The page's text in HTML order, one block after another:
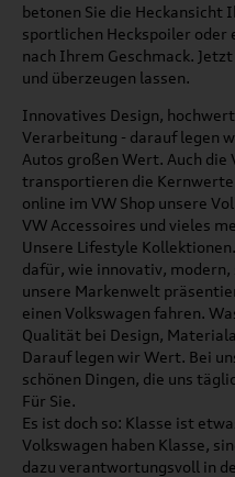
betonen Sie die Heckansicht
sportlichen Heckspoiler oder
nach Ihrem Geschmack.
und überzeugen lassen.
Innovatives Design,
Verarbeitung - darauf legen
Autos großen Wert. Auch die
transportieren die Kernwerte
online im VW Shop unsere
VW Accessoires und vieles
Unsere Lifestyle
dafür, wie innovativ,
unsere Markenwelt
einen Volkswagen fahren.
Qualität bei Design,
Darauf legen wir Wert. Bei
schönen Dingen, die uns
Für Sie.
Es ist doch so: Klasse ist
Volkswagen haben Klasse,
dazu verantwortungsvoll in